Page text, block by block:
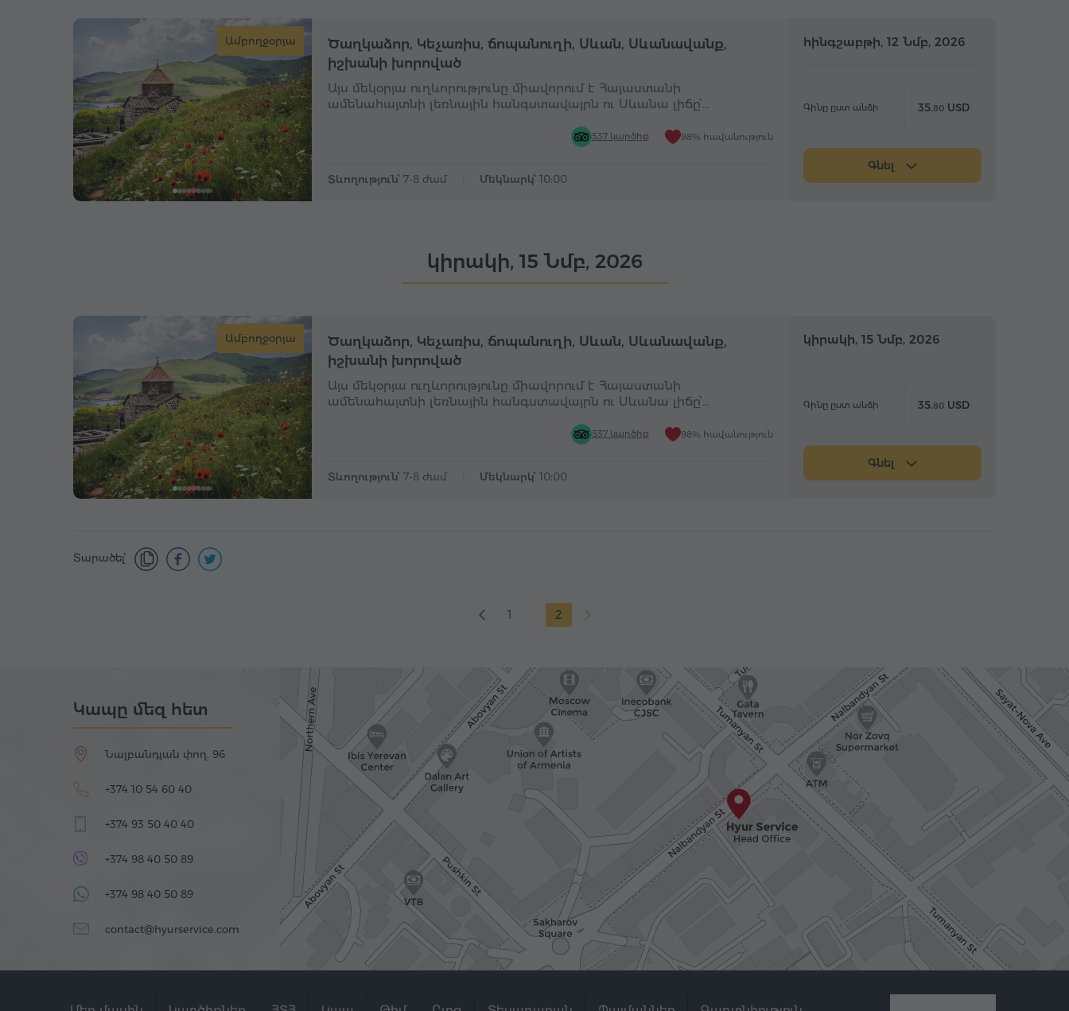
Ամբողջօրյա Ամբողջօրյա Ամբողջօրյա Ամբողջօրյա
Ծաղկաձոր, Կեչառիս, ճոպանուղի, Սևան, Սևանավանք,
իշխանի խորոված
Այս մեկօրյա ուղևորությունը միավորում է Հայաստանի
ամենահայտնի լեռնային հանգստավայրն ու Սևանա լիճը՝…
537 կարծիք 98% հավանություն
Տևողություն՝ 7-8 ժամ Մեկնարկ՝ 10:00
հինգշաբթի, 12 Նմբ, 2026
Գինը ըստ անձի 35.80 USD
Գնել
կիրակի, 15 Նմբ, 2026
Ամբողջօրյա Ամբողջօրյա Ամբողջօրյա
Ծաղկաձոր, Կեչառիս, ճոպանուղի, Սևան, Սևանավանք,
իշխանի խորոված
Այս մեկօրյա ուղևորությունը միավորում է Հայաստանի
ամենահայտնի լեռնային հանգստավայրն ու Սևանա լիճը՝…
537 կարծիք 98% հավանություն
Տևողություն՝ 7-8 ժամ Մեկնարկ՝ 10:00
կիրակի, 15 Նմբ, 2026
Գինը ըստ անձի 35.80 USD
Գնել
Տարածել՝
1 2
Կապը մեզ հետ
Նալբանդյան փող. 96
+374 10 54 60 40
+374 93 50 40 40
+374 98 40 50 89
+374 98 40 50 89
contact@hyurservice.com